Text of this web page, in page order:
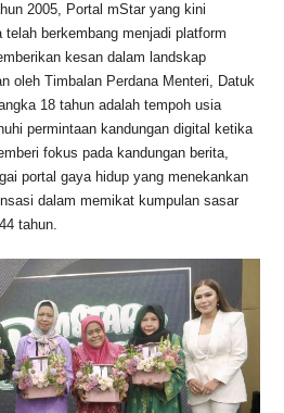
p
y
Li
n
k
ar
e
2005, Portal mStar yang kini
berkembang menjadi platform
kesan dalam landskap
oleh Timbalan Perdana Menteri, Datuk
18 tahun adalah tempoh usia
permintaan kandungan digital ketika
fokus pada kandungan berita,
portal gaya hidup yang menekankan
dalam memikat kumpulan sasar
tahun.